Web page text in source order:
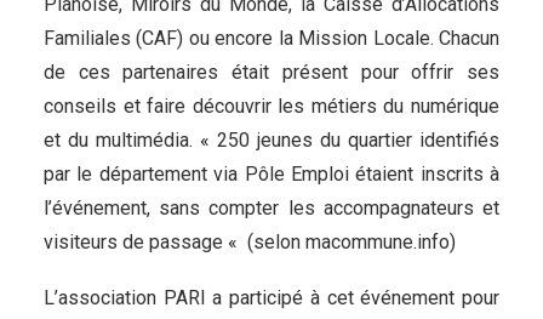
Familiales (CAF) ou encore la Mission Locale. Chacun
de ces partenaires était présent pour offrir ses
conseils et faire découvrir les métiers du numérique
et du multimédia. « 250 jeunes du quartier identifiés
par le département via Pôle Emploi étaient inscrits à
l’événement, sans compter les accompagnateurs et
visiteurs de passage « (selon macommune.info)
L’association PARI a participé à cet événement pour